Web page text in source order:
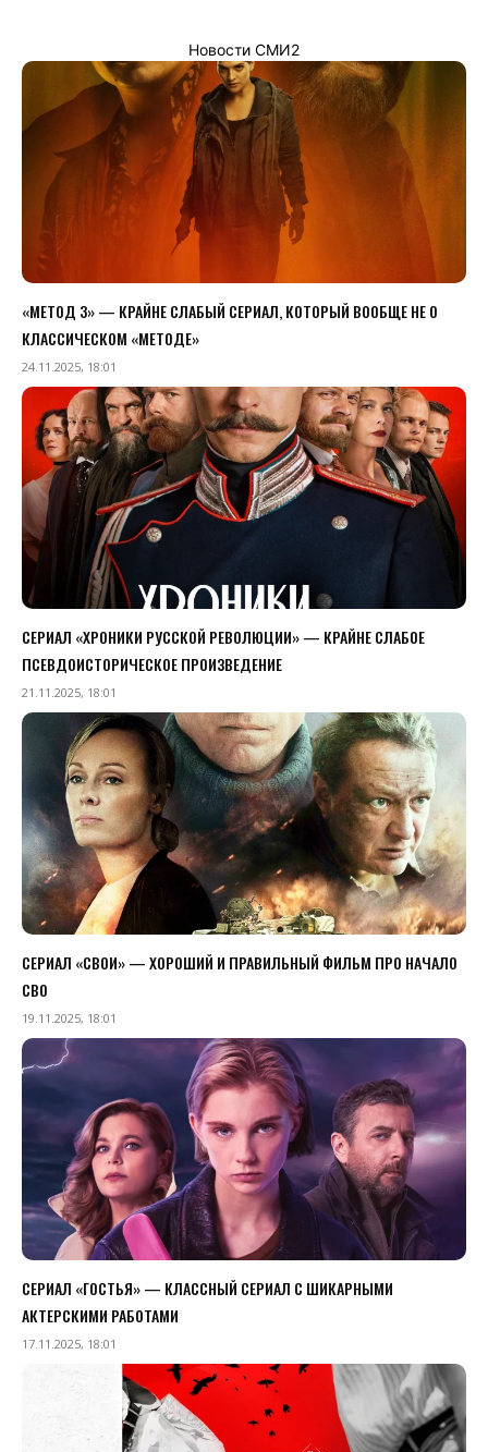
Новости СМИ2
«МЕТОД 3» — КРАЙНЕ СЛАБЫЙ СЕРИАЛ, КОТОРЫЙ ВООБЩЕ НЕ О
КЛАССИЧЕСКОМ «МЕТОДЕ»
24.11.2025, 18:01
СЕРИАЛ «ХРОНИКИ РУССКОЙ РЕВОЛЮЦИИ» — КРАЙНЕ СЛАБОЕ
ПСЕВДОИСТОРИЧЕСКОЕ ПРОИЗВЕДЕНИЕ
21.11.2025, 18:01
СЕРИАЛ «СВОИ» — ХОРОШИЙ И ПРАВИЛЬНЫЙ ФИЛЬМ ПРО НАЧАЛО
СВО
19.11.2025, 18:01
СЕРИАЛ «ГОСТЬЯ» — КЛАССНЫЙ СЕРИАЛ С ШИКАРНЫМИ
АКТЕРСКИМИ РАБОТАМИ
17.11.2025, 18:01